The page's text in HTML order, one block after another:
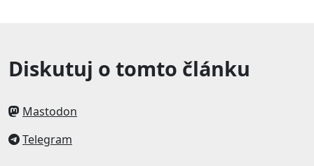
Diskutuj o tomto článku
Mastodon
Telegram